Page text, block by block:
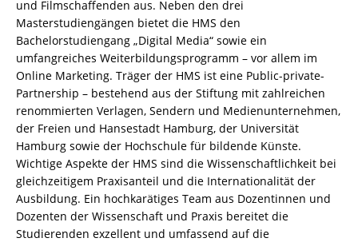
und Filmschaffenden aus. Neben den drei
Masterstudiengängen bietet die HMS den
Bachelorstudiengang „Digital Media“ sowie ein
umfangreiches Weiterbildungsprogramm – vor allem im
Online Marketing. Träger der HMS ist eine Public-private-
Partnership – bestehend aus der Stiftung mit zahlreichen
renommierten Verlagen, Sendern und Medienunternehmen,
der Freien und Hansestadt Hamburg, der Universität
Hamburg sowie der Hochschule für bildende Künste.
Wichtige Aspekte der HMS sind die Wissenschaftlichkeit bei
gleichzeitigem Praxisanteil und die Internationalität der
Ausbildung. Ein hochkarätiges Team aus Dozentinnen und
Dozenten der Wissenschaft und Praxis bereitet die
Studierenden exzellent und umfassend auf die